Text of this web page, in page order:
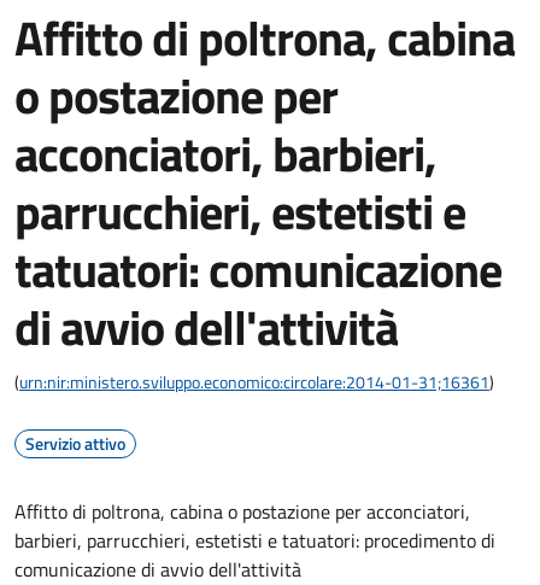
Affitto di poltrona, cabina
o postazione per
acconciatori, barbieri,
parrucchieri, estetisti e
tatuatori: comunicazione
di avvio dell'attività
(urn:nir:ministero.sviluppo.economico:circolare:2014-01-31;16361)
Servizio attivo
Affitto di poltrona, cabina o postazione per acconciatori,
barbieri, parrucchieri, estetisti e tatuatori: procedimento di
comunicazione di avvio dell'attività